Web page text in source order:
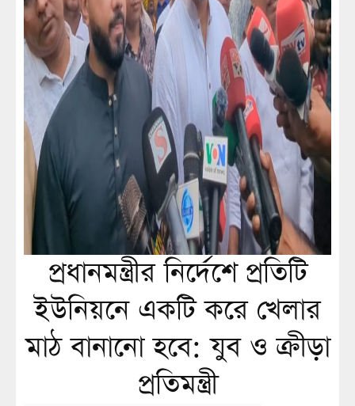
প্রধানমন্ত্রীর নির্দেশে প্রতিটি
ইউনিয়নে একটি করে খেলার
মাঠ বানানো হবে: যুব ও ক্রীড়া
প্রতিমন্ত্রী